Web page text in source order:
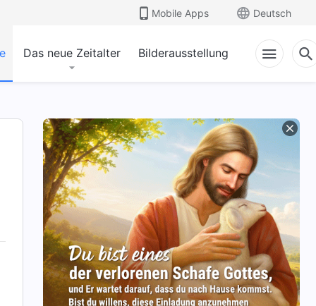
Mobile Apps Deutsch
Das neue Zeitalter Bilderausstellung